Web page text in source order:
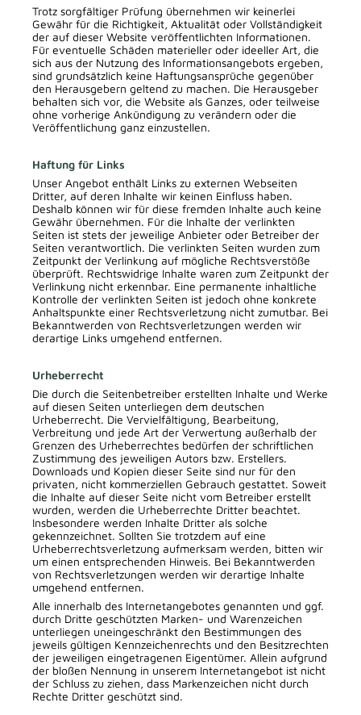
Trotz sorgfältiger Prüfung übernehmen wir keinerlei
Gewähr für die Richtigkeit, Aktualität oder Vollständigkeit
der auf dieser Website veröffentlichten Informationen.
Für eventuelle Schäden materieller oder ideeller Art, die
sich aus der Nutzung des Informationsangebots ergeben,
sind grundsätzlich keine Haftungsansprüche gegenüber
den Herausgebern geltend zu machen. Die Herausgeber
behalten sich vor, die Website als Ganzes, oder teilweise
ohne vorherige Ankündigung zu verändern oder die
Veröffentlichung ganz einzustellen.
Haftung für Links
Unser Angebot enthält Links zu externen Webseiten
Dritter, auf deren Inhalte wir keinen Einfluss haben.
Deshalb können wir für diese fremden Inhalte auch keine
Gewähr übernehmen. Für die Inhalte der verlinkten
Seiten ist stets der jeweilige Anbieter oder Betreiber der
Seiten verantwortlich. Die verlinkten Seiten wurden zum
Zeitpunkt der Verlinkung auf mögliche Rechtsverstöße
überprüft. Rechtswidrige Inhalte waren zum Zeitpunkt der
Verlinkung nicht erkennbar. Eine permanente inhaltliche
Kontrolle der verlinkten Seiten ist jedoch ohne konkrete
Anhaltspunkte einer Rechtsverletzung nicht zumutbar. Bei
Bekanntwerden von Rechtsverletzungen werden wir
derartige Links umgehend entfernen.
Urheberrecht
Die durch die Seitenbetreiber erstellten Inhalte und Werke
auf diesen Seiten unterliegen dem deutschen
Urheberrecht. Die Vervielfältigung, Bearbeitung,
Verbreitung und jede Art der Verwertung außerhalb der
Grenzen des Urheberrechtes bedürfen der schriftlichen
Zustimmung des jeweiligen Autors bzw. Erstellers.
Downloads und Kopien dieser Seite sind nur für den
privaten, nicht kommerziellen Gebrauch gestattet. Soweit
die Inhalte auf dieser Seite nicht vom Betreiber erstellt
wurden, werden die Urheberrechte Dritter beachtet.
Insbesondere werden Inhalte Dritter als solche
gekennzeichnet. Sollten Sie trotzdem auf eine
Urheberrechtsverletzung aufmerksam werden, bitten wir
um einen entsprechenden Hinweis. Bei Bekanntwerden
von Rechtsverletzungen werden wir derartige Inhalte
umgehend entfernen.
Alle innerhalb des Internetangebotes genannten und ggf.
durch Dritte geschützten Marken- und Warenzeichen
unterliegen uneingeschränkt den Bestimmungen des
jeweils gültigen Kennzeichenrechts und den Besitzrechten
der jeweiligen eingetragenen Eigentümer. Allein aufgrund
der bloßen Nennung in unserem Internetangebot ist nicht
der Schluss zu ziehen, dass Markenzeichen nicht durch
Rechte Dritter geschützt sind.